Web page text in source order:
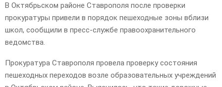
В Октябрьском районе Ставрополя после проверки
прокуратуры привели в порядок пешеходные зоны вблизи
школ, сообщили в пресс-службе правоохранительного
ведомства.
Прокуратура Ставрополя провела проверку состояния
пешеходных переходов возле образовательных учреждений